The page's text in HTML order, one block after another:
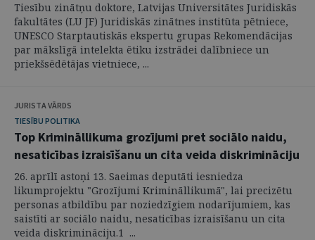
Tiesību zinātņu doktore, Latvijas Universitātes Juridiskās
fakultātes (LU JF) Juridiskās zinātnes institūta pētniece,
UNESCO Starptautiskās ekspertu grupas Rekomendācijas
par mākslīgā intelekta ētiku izstrādei dalībniece un
priekšsēdētājas vietniece, ...
JURISTA VĀRDS
TIESĪBU POLITIKA
Top Krimināllikuma grozījumi pret sociālo naidu,
nesaticības izraisīšanu un cita veida diskrimināciju
26. aprīlī astoņi 13. Saeimas deputāti iesniedza
likumprojektu "Grozījumi Krimināllikumā", lai precizētu
personas atbildību par noziedzīgiem nodarījumiem, kas
saistīti ar sociālo naidu, nesaticības izraisīšanu un cita
veida diskrimināciju.1 ...